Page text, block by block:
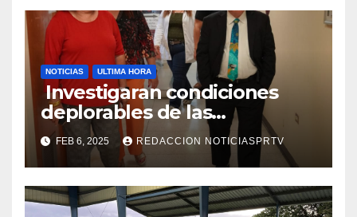
NOTICIAS ULTIMA HORA
Investigaran condiciones
deplorables de las
facilidades el Departamento
de la Salud en Mayagüez
FEB 6, 2025 REDACCION NOTICIASPRTV